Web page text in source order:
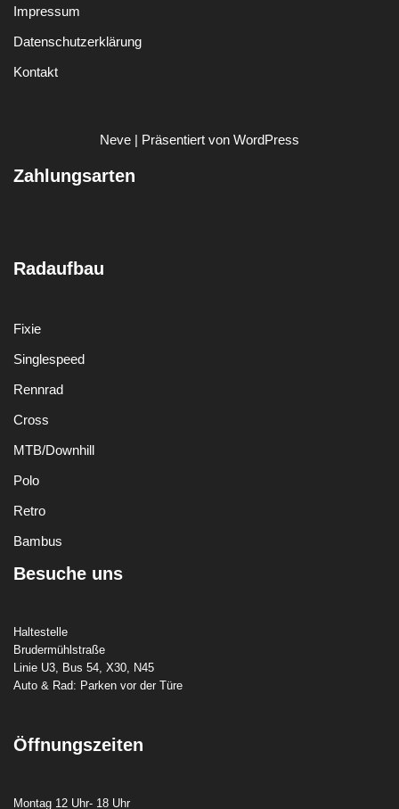
Impressum
Datenschutzerklärung
Kontakt
Neve | Präsentiert von WordPress
Zahlungsarten
Radaufbau
Fixie
Singlespeed
Rennrad
Cross
MTB/Downhill
Polo
Retro
Bambus
Besuche uns
Haltestelle
Brudermühlstraße
Linie U3, Bus 54, X30, N45
Auto & Rad: Parken vor der Türe
Öffnungszeiten
Montag 12 Uhr- 18 Uhr